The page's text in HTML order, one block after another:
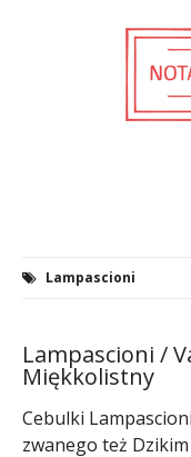
Lampascioni
Lampascioni /
Miękkolistny
Cebulki
zwanego też